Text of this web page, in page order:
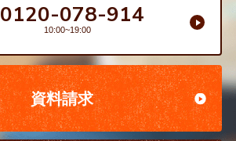
0120-078-914
10:00~19:00
資料請求